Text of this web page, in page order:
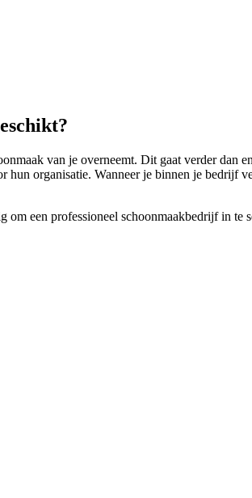
van je overneemt. Dit gaat verder dan
organisatie. Wanneer je binnen je bedrijf
een professioneel schoonmaakbedrijf in